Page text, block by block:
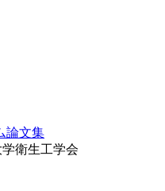
論文集
衛生工学会